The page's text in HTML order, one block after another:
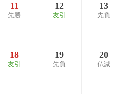
11
先勝
12
友引
13
先負
18
友引
19
先負
20
仏滅